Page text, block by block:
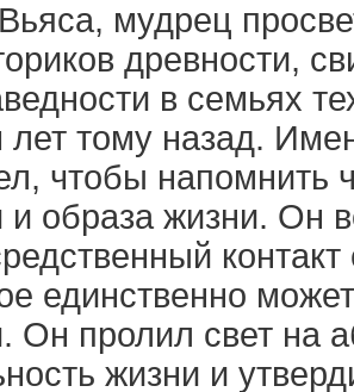
мудрец
древности,
в семьях
лет тому назад.
чтобы напомнить
и образа жизни. Он
единственно
Он пролил свет на
жизни и